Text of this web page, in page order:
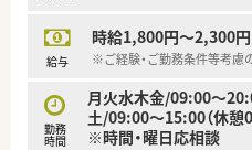
給与
時給1,800円～2,300円
※ご経験・ご勤務条件等考慮
勤務
時間
月火水木金/09:00～
土/09:00～15:00（休憩0
※時間・曜日応相談